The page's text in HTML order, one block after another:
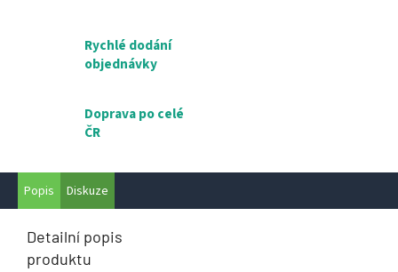
Rychlé dodání
objednávky
Doprava po celé
ČR
Popis Diskuze
Detailní popis
produktu